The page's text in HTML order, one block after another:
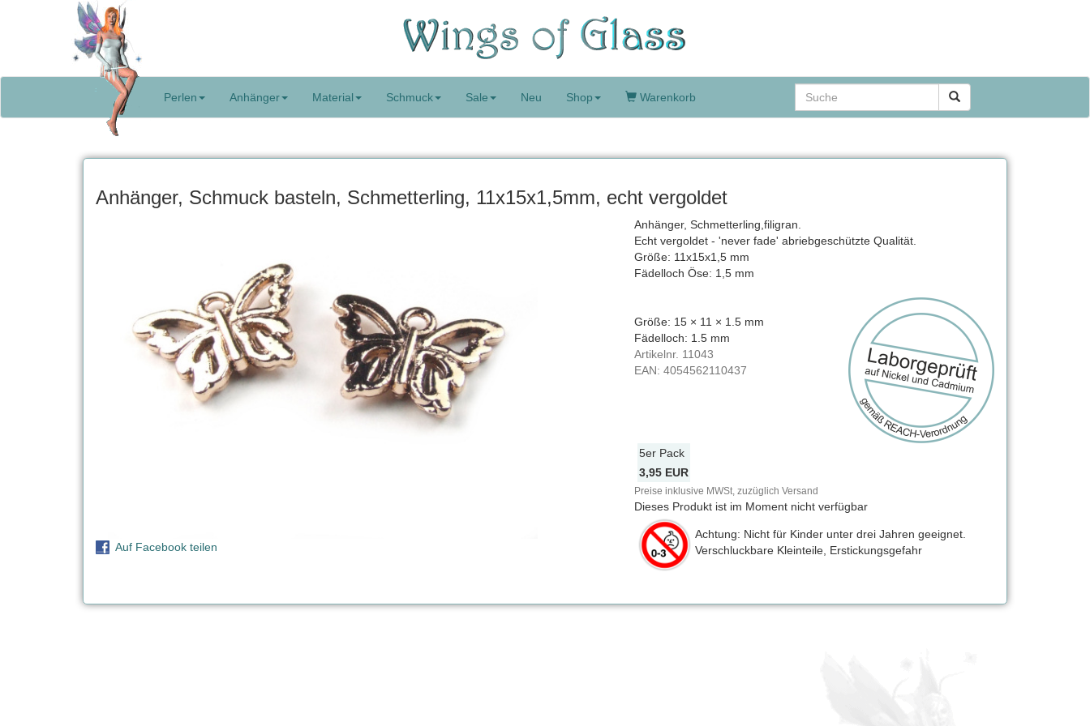
Perlen Anhänger Material Schmuck Sale Neu Shop Warenkorb
Anhänger, Schmuck basteln, Schmetterling, 11x15x1,5mm, echt vergoldet
Auf Facebook teilen
Anhänger, Schmetterling,filigran.
Echt vergoldet - 'never fade' abriebgeschützte Qualität.
Größe: 11x15x1,5 mm
Fädelloch Öse: 1,5 mm
Größe: 15 × 11 × 1.5 mm
Fädelloch: 1.5 mm
Artikelnr. 11043
EAN: 4054562110437
5er Pack
3,95 EUR
Preise inklusive MWSt, zuzüglich Versand
Dieses Produkt ist im Moment nicht verfügbar
Achtung: Nicht für Kinder unter drei Jahren geeignet.
Verschluckbare Kleinteile, Erstickungsgefahr